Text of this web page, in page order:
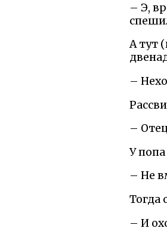
– Э,
А тут
–
–
У попа
– Не
Тогда
– И